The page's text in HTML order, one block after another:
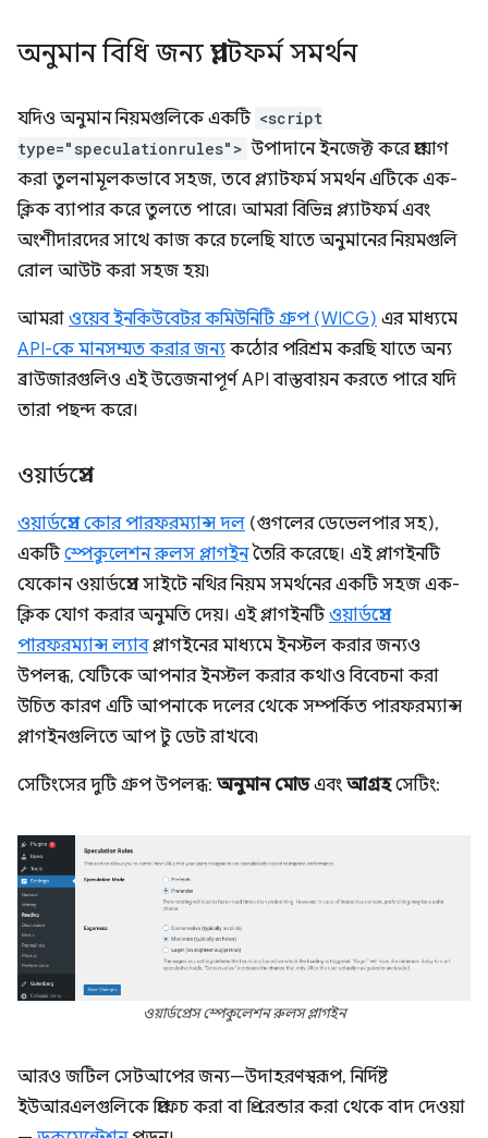
অনুমান বিধি জন্য প্ল্যাটফর্ম সমর্থন
যদিও অনুমান নিয়মগুলিকে একটি <script
type="speculationrules"> উপাদানে ইনজেক্ট করে প্রয়োগ
করা তুলনামূলকভাবে সহজ, তবে প্ল্যাটফর্ম সমর্থন এটিকে এক-
ক্লিক ব্যাপার করে তুলতে পারে। আমরা বিভিন্ন প্ল্যাটফর্ম এবং
অংশীদারদের সাথে কাজ করে চলেছি যাতে অনুমানের নিয়মগুলি
রোল আউট করা সহজ হয়৷
আমরা ওয়েব ইনকিউবেটর কমিউনিটি গ্রুপ (WICG) এর মাধ্যমে
API-কে মানসম্মত করার জন্য কঠোর পরিশ্রম করছি যাতে অন্য
ব্রাউজারগুলিও এই উত্তেজনাপূর্ণ API বাস্তবায়ন করতে পারে যদি
তারা পছন্দ করে।
ওয়ার্ডপ্রেস
ওয়ার্ডপ্রেস কোর পারফরম্যান্স দল (গুগলের ডেভেলপার সহ),
একটিস্পেকুলেশন রুলস প্লাগইনতৈরি করেছে। এই প্লাগইনটি
যেকোন ওয়ার্ডপ্রেস সাইটে নথির নিয়ম সমর্থনের একটি সহজ এক-
ক্লিক যোগ করার অনুমতি দেয়। এই প্লাগইনটিওয়ার্ডপ্রেস
পারফরম্যান্স ল্যাবপ্লাগইনের মাধ্যমে ইনস্টল করার জন্যও
উপলব্ধ, যেটিকে আপনার ইনস্টল করার কথাও বিবেচনা করা
উচিত কারণ এটি আপনাকে দলের থেকে সম্পর্কিত পারফরম্যান্স
প্লাগইনগুলিতে আপ টু ডেট রাখবে৷
সেটিংসের দুটি গ্রুপ উপলব্ধ: অনুমান মোডএবং আগ্রহসেটিং:
ওয়ার্ডপ্রেস স্পেকুলেশন রুলস প্লাগইন
আরও জটিল সেটআপের জন্য—উদাহরণস্বরূপ, নির্দিষ্ট
ইউআরএলগুলিকে প্রিফেচ করা বা প্রি-রেন্ডার করা থেকে বাদ দেওয়া